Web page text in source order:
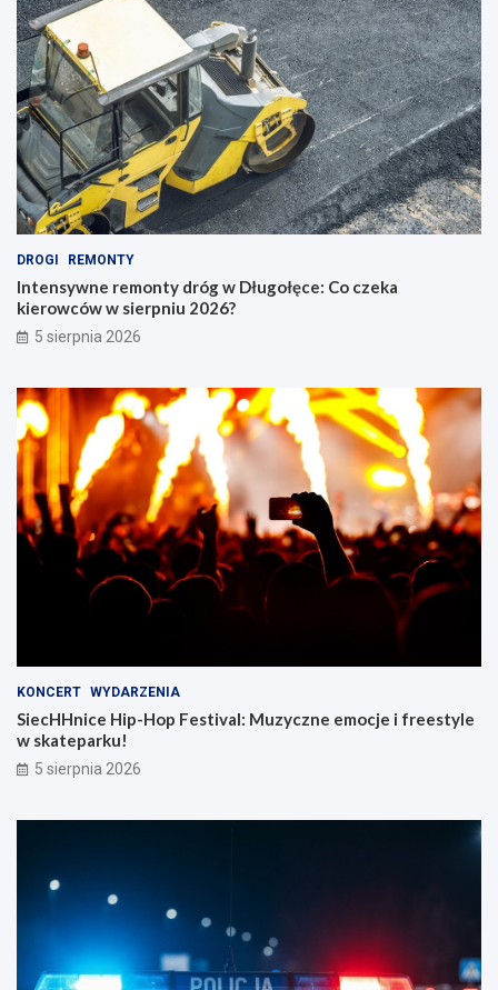
DROGI REMONTY
Intensywne remonty dróg w Długołęce: Co czeka
kierowców w sierpniu 2026?
5 sierpnia 2026
KONCERT WYDARZENIA
SiecHHnice Hip-Hop Festival: Muzyczne emocje i freestyle
w skateparku!
5 sierpnia 2026